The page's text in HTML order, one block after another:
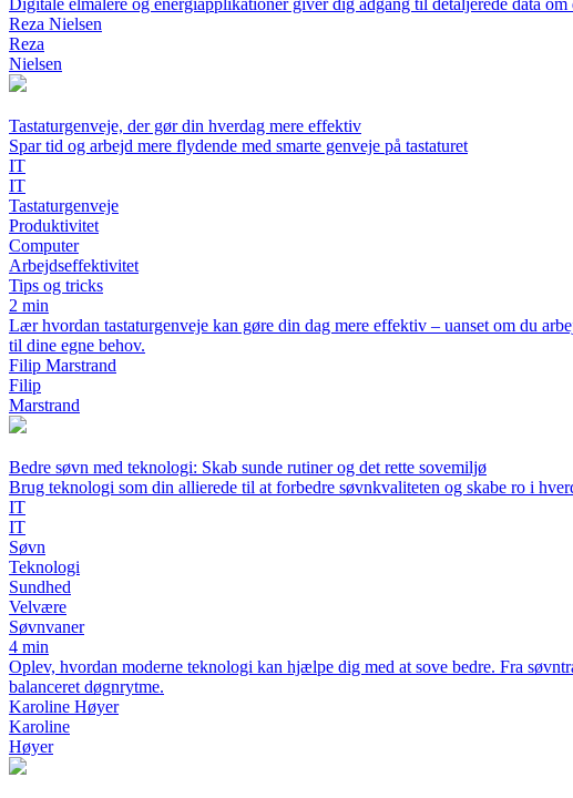
Digitale elmålere og energiapplikationer giver dig adgang til detaljerede data
Reza Nielsen
Reza
Nielsen
Tastaturgenveje, der gør din hverdag mere effektiv
Spar tid og arbejd mere flydende med smarte genveje på tastaturet
IT
IT
Tastaturgenveje
Produktivitet
Computer
Arbejdseffektivitet
Tips og tricks
2 min
Lær hvordan tastaturgenveje kan gøre din dag mere effektiv – uanset om du
til dine egne behov.
Filip Marstrand
Filip
Marstrand
Bedre søvn med teknologi: Skab sunde rutiner og det rette sovemiljø
Brug teknologi som din allierede til at forbedre søvnkvaliteten og skabe ro i
IT
IT
Søvn
Teknologi
Sundhed
Velvære
Søvnvaner
4 min
Oplev, hvordan moderne teknologi kan hjælpe dig med at sove bedre. Fra
balanceret døgnrytme.
Karoline Høyer
Karoline
Høyer